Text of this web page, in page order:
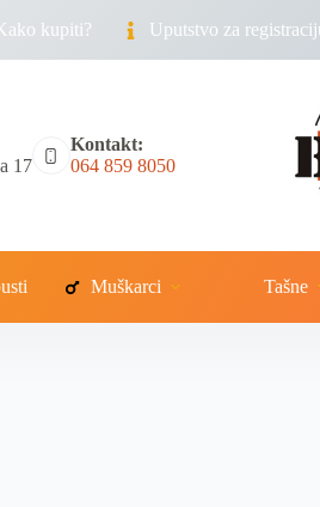
kupiti? Uputstvo za
17
Kontakt:
064 859 8050
Muškarci Tašne